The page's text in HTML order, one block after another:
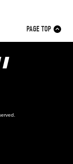
PAGE TOP